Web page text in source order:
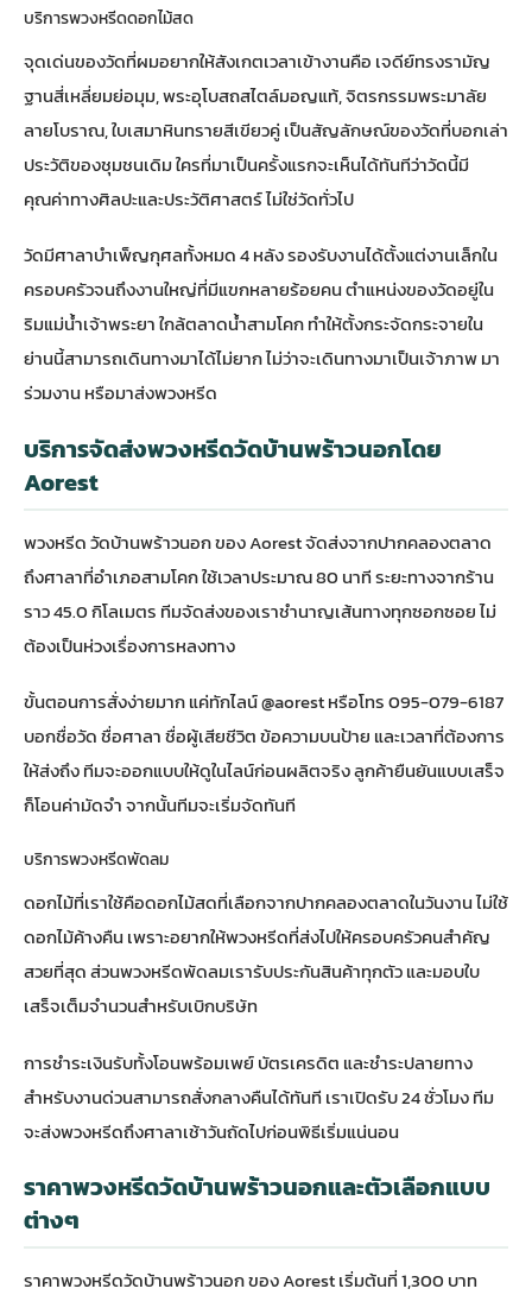
บริการพวงหรีดดอกไม้สด
จุดเด่นของวัดที่ผมอยากให้สังเกตเวลาเข้างานคือ เจดีย์ทรงรามัญ
ฐานสี่เหลี่ยมย่อมุม, พระอุโบสถสไตล์มอญแท้, จิตรกรรมพระมาลัย
ลายโบราณ, ใบเสมาหินทรายสีเขียวคู่ เป็นสัญลักษณ์ของวัดที่บอกเล่า
ประวัติของชุมชนเดิม ใครที่มาเป็นครั้งแรกจะเห็นได้ทันทีว่าวัดนี้มี
คุณค่าทางศิลปะและประวัติศาสตร์ ไม่ใช่วัดทั่วไป
วัดมีศาลาบำเพ็ญกุศลทั้งหมด 4 หลัง รองรับงานได้ตั้งแต่งานเล็กใน
ครอบครัวจนถึงงานใหญ่ที่มีแขกหลายร้อยคน ตำแหน่งของวัดอยู่ใน
ริมแม่น้ำเจ้าพระยา ใกล้ตลาดน้ำสามโคก ทำให้ตั้งกระจัดกระจายใน
ย่านนี้สามารถเดินทางมาได้ไม่ยาก ไม่ว่าจะเดินทางมาเป็นเจ้าภาพ มา
ร่วมงาน หรือมาส่งพวงหรีด
บริการจัดส่งพวงหรีดวัดบ้านพร้าวนอกโดย
Aorest
พวงหรีด วัดบ้านพร้าวนอก ของ Aorest จัดส่งจากปากคลองตลาด
ถึงศาลาที่อำเภอสามโคก ใช้เวลาประมาณ 80 นาที ระยะทางจากร้าน
ราว 45.0 กิโลเมตร ทีมจัดส่งของเราชำนาญเส้นทางทุกซอกซอย ไม่
ต้องเป็นห่วงเรื่องการหลงทาง
ขั้นตอนการสั่งง่ายมาก แค่ทักไลน์ @aorest หรือโทร 095-079-6187
บอกชื่อวัด ชื่อศาลา ชื่อผู้เสียชีวิต ข้อความบนป้าย และเวลาที่ต้องการ
ให้ส่งถึง ทีมจะออกแบบให้ดูในไลน์ก่อนผลิตจริง ลูกค้ายืนยันแบบเสร็จ
ก็โอนค่ามัดจำ จากนั้นทีมจะเริ่มจัดทันที
บริการพวงหรีดพัดลม
ดอกไม้ที่เราใช้คือดอกไม้สดที่เลือกจากปากคลองตลาดในวันงาน ไม่ใช้
ดอกไม้ค้างคืน เพราะอยากให้พวงหรีดที่ส่งไปให้ครอบครัวคนสำคัญ
สวยที่สุด ส่วนพวงหรีดพัดลมเรารับประกันสินค้าทุกตัว และมอบใบ
เสร็จเต็มจำนวนสำหรับเบิกบริษัท
การชำระเงินรับทั้งโอนพร้อมเพย์ บัตรเครดิต และชำระปลายทาง
สำหรับงานด่วนสามารถสั่งกลางคืนได้ทันที เราเปิดรับ 24 ชั่วโมง ทีม
จะส่งพวงหรีดถึงศาลาเช้าวันถัดไปก่อนพิธีเริ่มแน่นอน
ราคาพวงหรีดวัดบ้านพร้าวนอกและตัวเลือกแบบ
ต่างๆ
ราคาพวงหรีดวัดบ้านพร้าวนอก ของ Aorest เริ่มต้นที่ 1,300 บาท